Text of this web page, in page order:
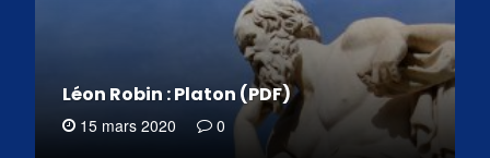
Léon Robin : Platon (PDF)
15 mars 2020 0